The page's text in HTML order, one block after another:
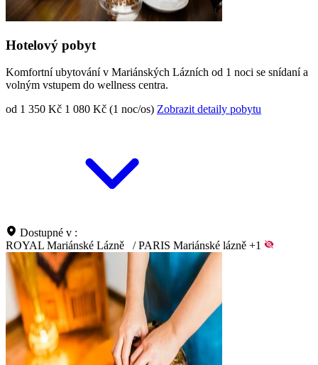
Hotelový pobyt
Komfortní ubytování v Mariánských Lázních od 1 noci se snídaní a
volným vstupem do wellness centra.
od 1 350 Kč 1 080 Kč (1 noc/os) Zobrazit detaily pobytu
Dostupné v :
ROYAL Mariánské Lázně
/ PARIS Mariánské lázně +1